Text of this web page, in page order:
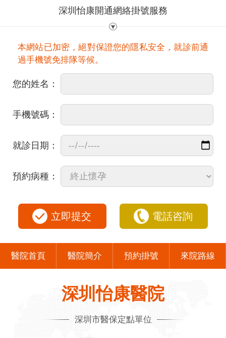
深圳怡康開通網絡掛號服務
本網站已加密，絕對保證您的隱私安全，就診前通
過手機號免排隊等候。
您的姓名：
手機號碼：
就診日期：
預約病種：
立即提交 電話咨詢
醫院首頁 醫院簡介 預約掛號 來院路線
深圳怡康醫院
深圳市醫保定點單位